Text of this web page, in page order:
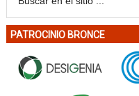
PATROCINIO BRONCE